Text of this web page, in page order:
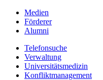
Medien
Förderer
Alumni
Telefonsuche
Verwaltung
Universitätsmedizin
Konfliktmanagement